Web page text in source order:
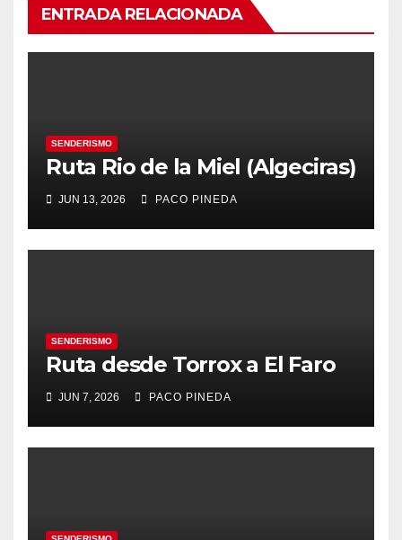
ENTRADA RELACIONADA
SENDERISMO
Ruta Rio de la Miel (Algeciras)
JUN 13, 2026 PACO PINEDA
SENDERISMO
Ruta desde Torrox a El Faro
JUN 7, 2026 PACO PINEDA